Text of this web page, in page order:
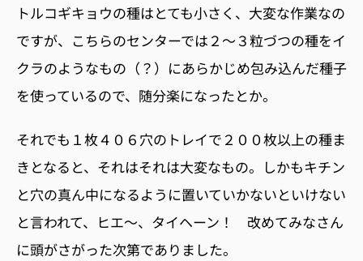
トルコギキョウの種はとても小さく、大変な作業なの
ですが、こちらのセンターでは２〜３粒づつの種をイ
クラのようなもの（？）にあらかじめ包み込んだ種子
を使っているので、随分楽になったとか。
それでも１枚４０６穴のトレイで２００枚以上の種ま
きとなると、それはそれは大変なもの。しかもキチン
と穴の真ん中になるように置いていかないといけない
と言われて、ヒエ〜、タイヘーン！ 改めてみなさん
に頭がさがった次第でありました。